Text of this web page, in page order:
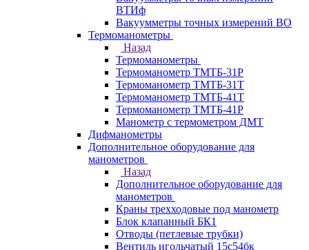
ВТИф
Вакуумметры точных измерений ВО
Термоманометры
Назад
Термоманометры
Термоманометр ТМТБ-31Р
Термоманометр ТМТБ-31Т
Термоманометр ТМТБ-41Т
Термоманометр ТМТБ-41Р
Манометр с термометром ДМТ
Дифманометры
Дополнительное оборудование для
манометров
Назад
Дополнительное оборудование для
манометров
Краны трехходовые под манометр
Блок клапанный БК1
Отводы (петлевые трубки)
Вентиль игольчатый 15с54бк